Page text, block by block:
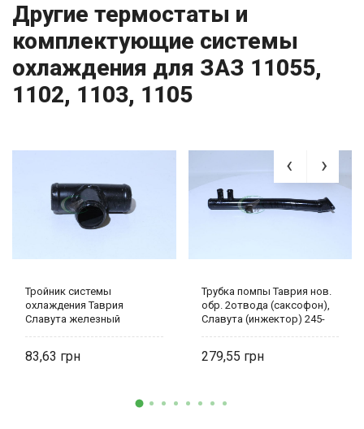
Другие термостаты и
комплектующие системы
охлаждения для ЗАЗ 11055,
1102, 1103, 1105
Тройник системы
охлаждения Таврия
Славута железный
83,63
Трубка помпы Таврия нов.
обр. 2отвода (саксофон),
Славута (инжектор) 245-
279,55